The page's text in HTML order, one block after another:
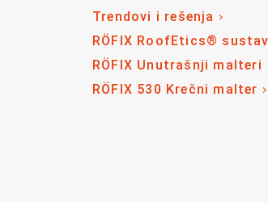
Trendovi i rešenja
RÖFIX RoofEtics® sustav
RÖFIX Unutrašnji malteri
RÖFIX 530 Krečni malter